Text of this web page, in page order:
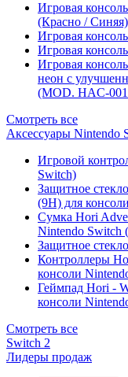
Игровая
(Красно / Синяя)
Игровая
Игровая
Игровая
неон с
(MOD. HAC-
Смотреть все
Аксессуары Nintendo
Игровой
Switch)
Защитное
(9H) для
Сумка Hori
Nintendo Switch
Защитное
Контроллеры
консоли
Геймпад Hori -
консоли
Смотреть все
Switch 2
Лидеры продаж